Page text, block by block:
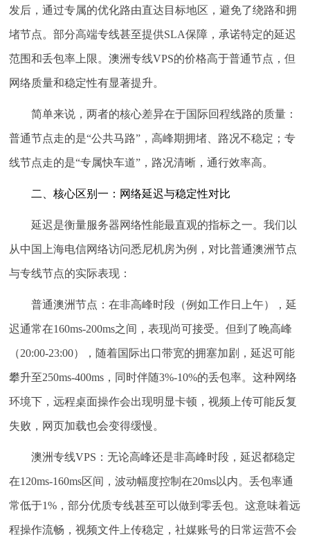
发后，通过专属的优化路由直达目标地区，避免了绕路和拥
堵节点。部分高端专线甚至提供SLA保障，承诺特定的延迟
范围和丢包率上限。澳洲专线VPS的价格高于普通节点，但
网络质量和稳定性有显著提升。
简单来说，两者的核心差异在于国际回程线路的质量 ：
普通节点走的是“公共马路”，高峰期拥堵、路况不稳定；专
线节点走的是“专属快车道”，路况清晰，通行效率高。
二、核心区别一：网络延迟与稳定性对比
延迟是衡量服务器网络性能最直观的指标之一。我们以
从中国上海电信网络访问悉尼机房为例，对比普通澳洲节点
与专线节点的实际表现：
普通澳洲节点：在非高峰时段（例如工作日上午），延
迟通常在160ms-200ms之间，表现尚可接受。但到了晚高峰
（20:00-23:00），随着国际出口带宽的拥塞加剧，延迟可能
攀升至250ms-400ms，同时伴随3%-10%的丢包率。这种网络
环境下，远程桌面操作会出现明显卡顿，视频上传可能反复
失败，网页加载也会变得缓慢。
澳洲专线VPS：无论高峰还是非高峰时段，延迟都稳定
在120ms-160ms区间，波动幅度控制在20ms以内。丢包率通
常低于1%，部分优质专线甚至可以做到零丢包。这意味着远
程操作流畅，视频文件上传稳定，社媒账号的日常运营不会